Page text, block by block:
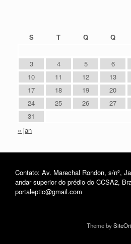
S
T Q Q
3
4 5 6
10
11 12 13
17
18 19 20
24
25 26 27
31
« jan
Contato: Av. Marechal Rondon, s/nº,
andar superior do prédio do CCSA2,
portaleptic@gmail.com
Theme by